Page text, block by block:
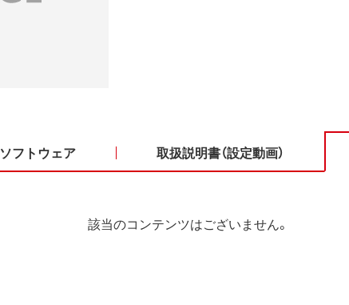
ソフトウェア 取扱説明書（設定動画）
該当のコンテンツはございません。